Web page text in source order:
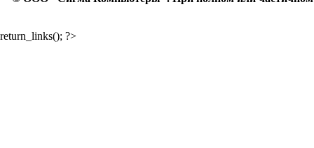
return_links(); ?>